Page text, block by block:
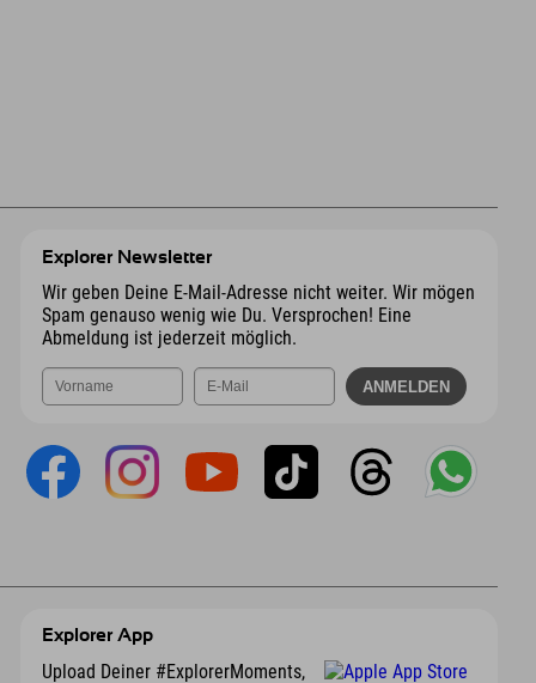
Explorer Newsletter
Wir geben Deine E-Mail-Adresse nicht weiter. Wir mögen
Spam genauso wenig wie Du. Versprochen! Eine
Abmeldung ist jederzeit möglich.
Explorer App
Upload Deiner #ExplorerMoments,